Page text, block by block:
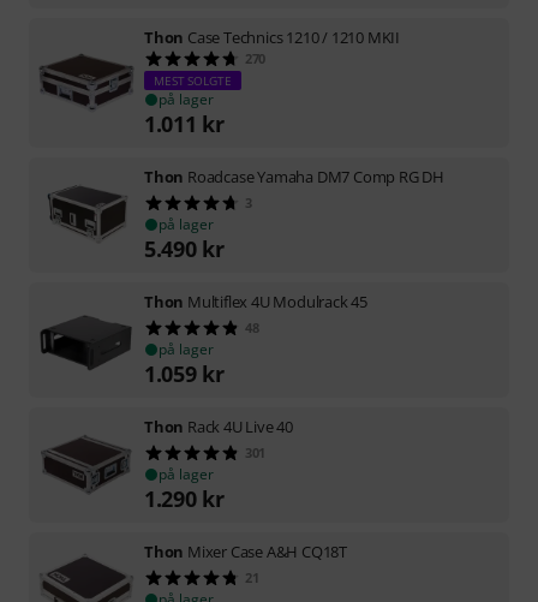
Thon Case Technics 1210 / 1210 MKII
270
MEST SOLGTE
på lager
1.011 kr
Thon Roadcase Yamaha DM7 Comp RG DH
3
på lager
5.490 kr
Thon Multiflex 4U Modulrack 45
48
på lager
1.059 kr
Thon Rack 4U Live 40
301
på lager
1.290 kr
Thon Mixer Case A&H CQ18T
21